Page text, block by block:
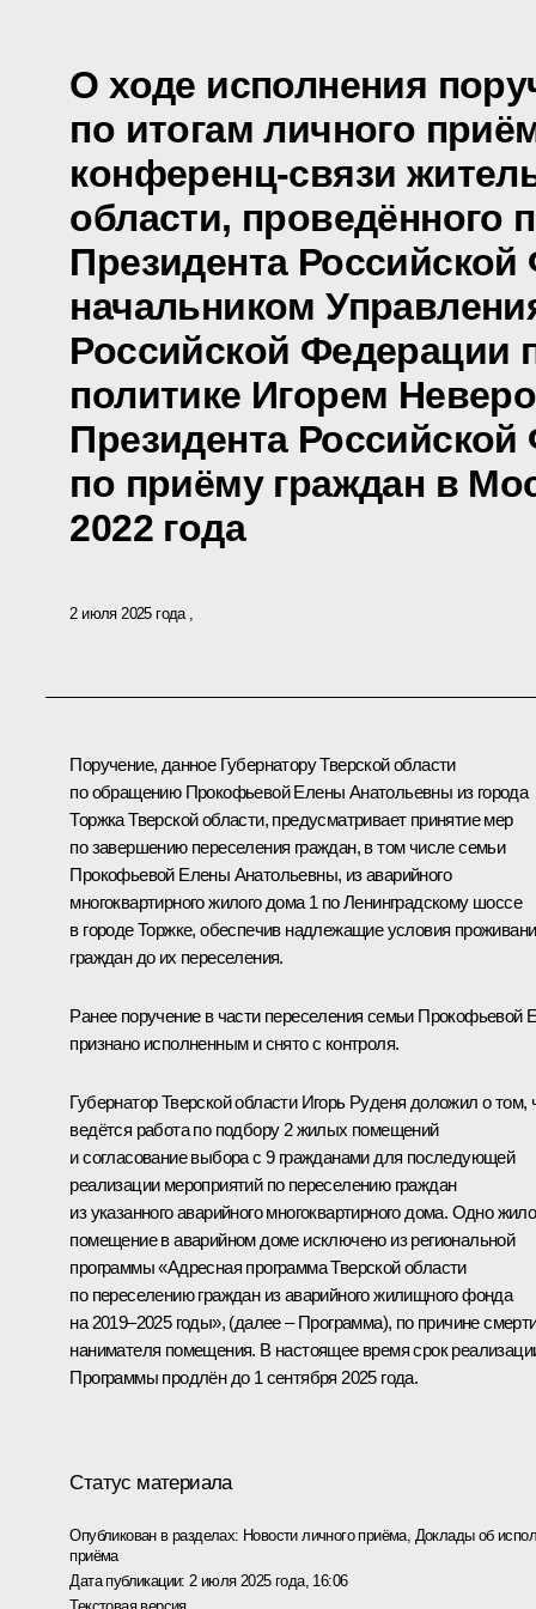
О ходе исполнения
по итогам личного
конференц-связи
области, проведённого
Президента
начальником
Российской Федерации
политике Игорем
Президента
по приёму граждан в
2022 года
2 июля 2025 года
Поручение, данное Губернатору Тверской области
по обращению Прокофьевой Елены Анатольевны из города
Торжка Тверской области, предусматривает принятие мер
по завершению переселения граждан, в том числе семьи
Прокофьевой Елены Анатольевны, из аварийного
многоквартирного жилого дома 1 по Ленинградскому шоссе
в городе Торжке, обеспечив надлежащие условия
граждан до их переселения.
Ранее поручение в части переселения семьи Прокофьевой
признано исполненным и снято с контроля.
Губернатор Тверской области Игорь Руденя доложил о том,
ведётся работа по подбору 2 жилых помещений
и согласование выбора с 9 гражданами для последующей
реализации мероприятий по переселению граждан
из указанного аварийного многоквартирного дома. Одно
помещение в аварийном доме исключено из региональной
программы «Адресная программа Тверской области
по переселению граждан из аварийного жилищного фонда
на 2019–2025 годы», (далее – Программа), по причине
нанимателя помещения. В настоящее время срок
Программы продлён до 1 сентября 2025 года.
Статус материала
Опубликован в разделах: Новости личного приёма, Доклады об
приёма
Дата публикации: 2 июля 2025 года, 16:06